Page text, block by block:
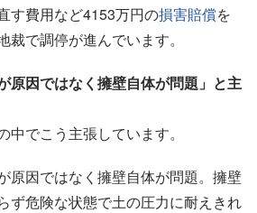
す費用など4153万円の損害賠償を
で調停が進んでいます。
原因ではなく擁壁自体が問題」と主
でこう主張しています。
原因ではなく擁壁自体が問題。擁壁
ず危険な状態で土の圧力に耐えきれ